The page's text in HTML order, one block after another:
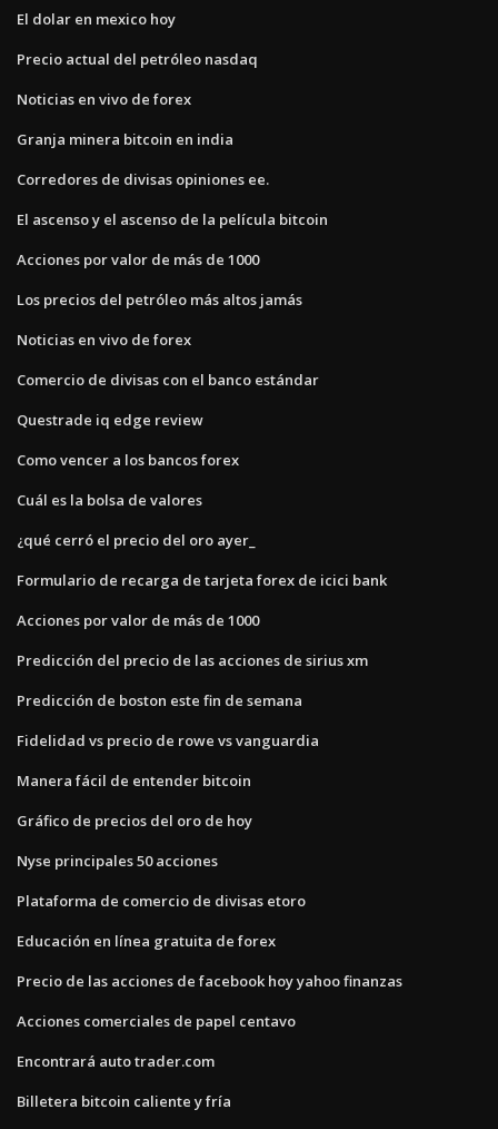
El dolar en mexico hoy
Precio actual del petróleo nasdaq
Noticias en vivo de forex
Granja minera bitcoin en india
Corredores de divisas opiniones ee.
El ascenso y el ascenso de la película bitcoin
Acciones por valor de más de 1000
Los precios del petróleo más altos jamás
Noticias en vivo de forex
Comercio de divisas con el banco estándar
Questrade iq edge review
Como vencer a los bancos forex
Cuál es la bolsa de valores
¿qué cerró el precio del oro ayer_
Formulario de recarga de tarjeta forex de icici bank
Acciones por valor de más de 1000
Predicción del precio de las acciones de sirius xm
Predicción de boston este fin de semana
Fidelidad vs precio de rowe vs vanguardia
Manera fácil de entender bitcoin
Gráfico de precios del oro de hoy
Nyse principales 50 acciones
Plataforma de comercio de divisas etoro
Educación en línea gratuita de forex
Precio de las acciones de facebook hoy yahoo finanzas
Acciones comerciales de papel centavo
Encontrará auto trader.com
Billetera bitcoin caliente y fría